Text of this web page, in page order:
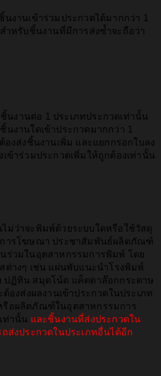
งานเข้าร่วมประกวดได้มากกว่า 1
าหรับชิ้นงานที่มีการส่งซ้ำจะถือว่า
นงานต่อ 1 ประเภทประกวดเท่านั้น
งานใดเข้าประกวดมากกว่า 1
องส่งชิ้นงานเพิ่ม และแยกกรอกใบลง
ข้าร่วมประกวดเพิ่มให้ถูกต้องเท่านั้น
ม่ว่าจะพิมพ์ด้วยระบบใดหรือใช้วัสดุ
การโฆษณา ประชาสัมพันธ์ผลิตภัณฑ์
ร่วมในอุตสาหกรรมการพิมพ์ โดย
ต่างๆ เช่น แผ่นพับแนะนําโรงพิมพ์
ปฏิทิน สมุดโน้ต แค็ตตาล๊อกกระดาษ
องส่งผลงานเข้าประกวดในประเภท
อผลิตภัณฑ์ในอุตสาหกรรมการ
ท่านั้น และชิ้นงานที่ส่งประกวดใน
ส่งประกวดในประเภทอื่นได้อีก